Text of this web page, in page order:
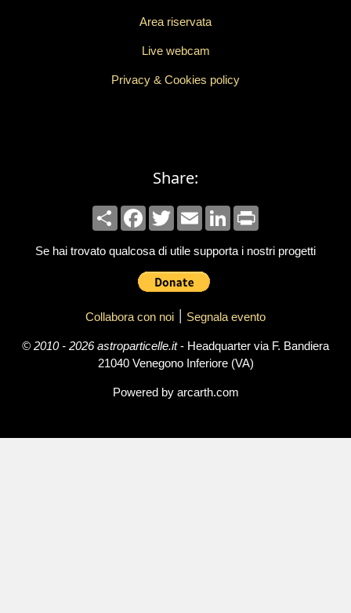
Area riservata
Live webcam
Privacy & Cookies policy
Share:
ShareFacebook
TwitterEmailLinkedIn
Se hai trovato qualcosa di utile supporta i nostri progetti
Collabora con noi Segnala evento
© 2010 - 2026 astroparticelle.it- Headquarter via F. Bandiera
21040 Venegono Inferiore (VA)
Powered by arcarth.com